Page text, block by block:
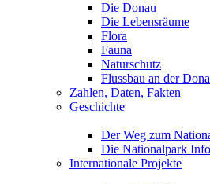
Die Donau
Die Lebensräume
Flora
Fauna
Naturschutz
Flussbau an der
Zahlen, Daten, Fakten
Geschichte
Der Weg zum
Die Nationalpark
Internationale Projekte